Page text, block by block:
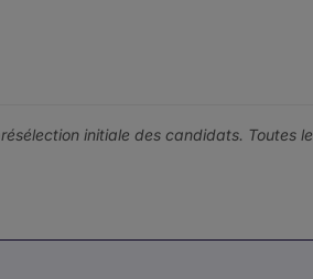
initiale des candidats. Toutes